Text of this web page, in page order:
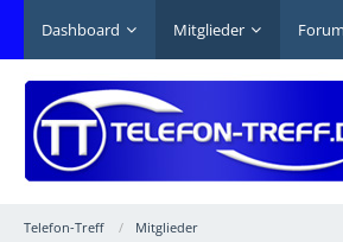
Dashboard Mitglieder Forum
Telefon-Treff Mitglieder